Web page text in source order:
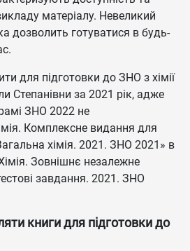
матеріалу. Невеликий
дозволить готуватися в будь-
для підготовки до ЗНО з хімії
Степанівни за 2021 рік, адже
ЗНО 2022 не
Комплексне видання для
хімія. 2021. ЗНО 2021» в
Зовнішнє незалежне
завдання. 2021. ЗНО
книги для підготовки до